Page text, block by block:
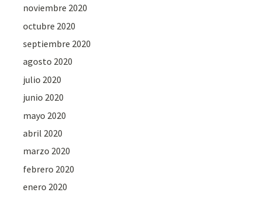
noviembre 2020
octubre 2020
septiembre 2020
agosto 2020
julio 2020
junio 2020
mayo 2020
abril 2020
marzo 2020
febrero 2020
enero 2020